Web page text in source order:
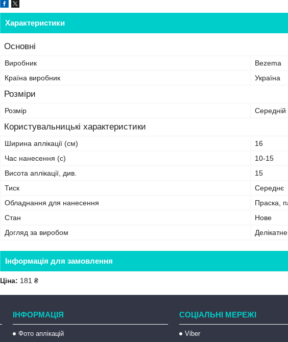
Характеристики
Основні
Виробник
Bezema
Країна виробник
Україна
Розміри
Розмір Середній
Користувальницькі характеристики
Ширина аплікації (см)
16
Час нанесення (с)
10-15
Висота аплікації, див.
15
Тиск
Середнє
Обладнання для нанесення
Праска,
Стан
Нове
Догляд за виробом
Інформація для замовлення
Ціна: 181 ₴
ІНФОРМАЦІЯ
Фото аплікацій
СОЦІАЛЬНІ МЕРЕЖІ
Viber